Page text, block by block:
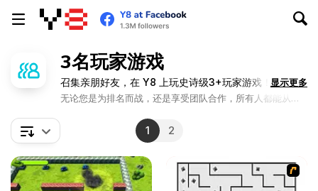
3名玩家游戏
召集亲朋好友，在 Y8 上玩史诗级3+玩家游戏！
无论您是为排名而战，还是享受团队合作，所有人都能从中
显示更多
1 2